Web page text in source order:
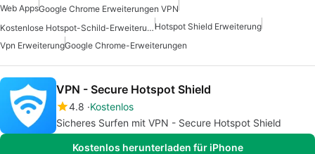
Web AppsGoogle Chrome Erweiterungen VPN
Kostenlose Hotspot-Schild-ErweiterungHotspot Shield Erweiterung
Vpn ErweiterungGoogle Chrome-Erweiterungen
VPN - Secure Hotspot Shield
4.8 Kostenlos
Sicheres Surfen mit VPN - Secure Hotspot Shield
Kostenlos herunterladen für iPhone